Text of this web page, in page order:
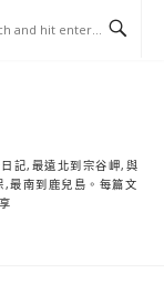
記,最遠北到宗谷岬,與
最南到鹿兒島。每篇文